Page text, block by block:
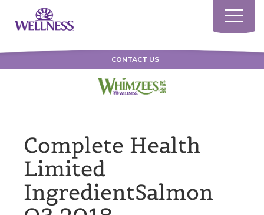
Toggle
CONTACT US
Complete Health
Limited
IngredientSalmon